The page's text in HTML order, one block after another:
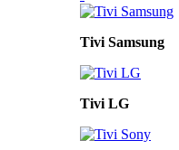
Tivi Samsung
Tivi LG